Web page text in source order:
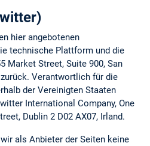
hier angebotenen
technische Plattform und die
Market Street, Suite 900, San
Verantwortlich für die
der Vereinigten Staaten
International Company, One
Dublin 2 D02 AX07, Irland.
als Anbieter der Seiten keine